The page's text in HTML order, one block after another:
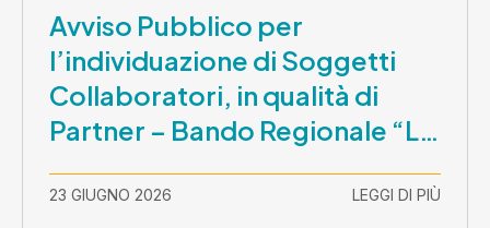
Avviso Pubblico per
l’individuazione di Soggetti
Collaboratori, in qualità di
Partner – Bando Regionale “La
Lombardia è dei Giovani 2026”
– CUP E81B26000210003
23 GIUGNO 2026 LEGGI DI PIÙ